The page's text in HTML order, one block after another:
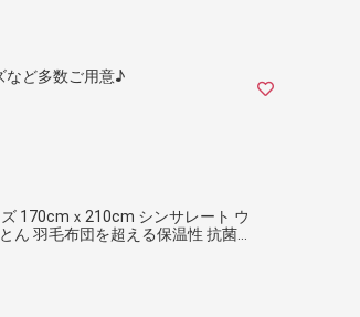
など多数ご用意♪
170cmｘ210cm シンサレート ウ
ん 羽毛布団を超える保温性 抗菌防